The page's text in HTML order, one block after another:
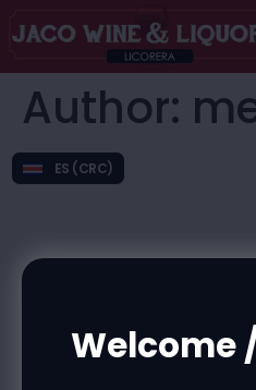
Author:
ES (CRC)
Welcome